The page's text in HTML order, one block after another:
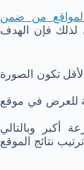
من ضمن
. لذلك فإن الهدف
تكون الصورة
للعرض في موقع
أكبر وبالتالي
نتائج الموقع